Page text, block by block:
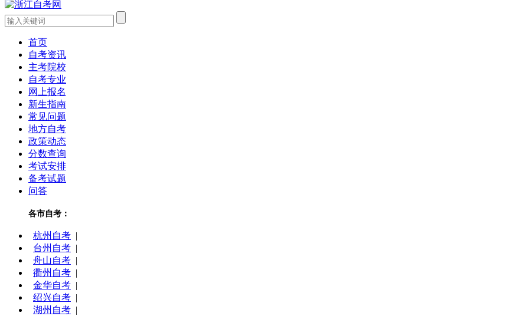
首页
自考资讯
主考院校
自考专业
网上报名
新生指南
常见问题
地方自考
政策动态
分数查询
考试安排
备考试题
问答
各市自考：
杭州自考 |
台州自考 |
舟山自考 |
衢州自考 |
金华自考 |
绍兴自考 |
湖州自考 |